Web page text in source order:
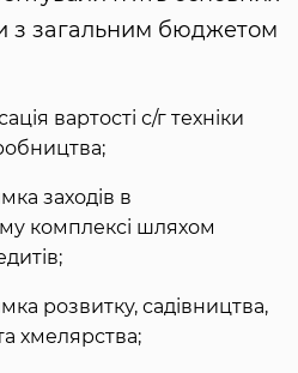
з загальним бюджетом
вартості с/г техніки
заходів в
комплексі шляхом
розвитку, садівництва,
хмелярства;